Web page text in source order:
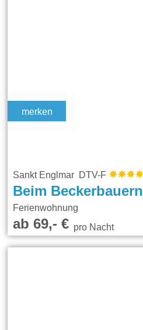
merken
Sankt Englmar DTV-F
Beim Beckerbauern
Ferienwohnung
ab 69,- €pro Nacht